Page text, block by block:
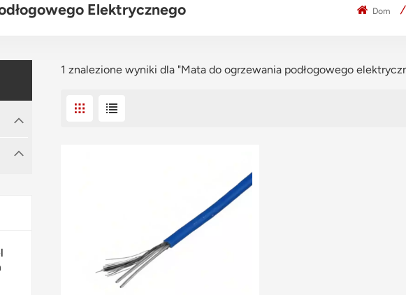
Elektrycznego Dom
1 znalezione wyniki dla "Mata do ogrzewania podłogowego